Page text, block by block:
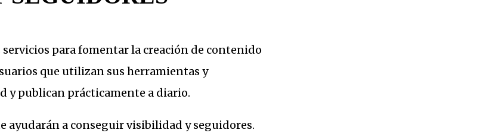
para fomentar la creación de contenido
que utilizan sus herramientas y
y publican prácticamente a diario.
ayudarán a conseguir visibilidad y seguidores.